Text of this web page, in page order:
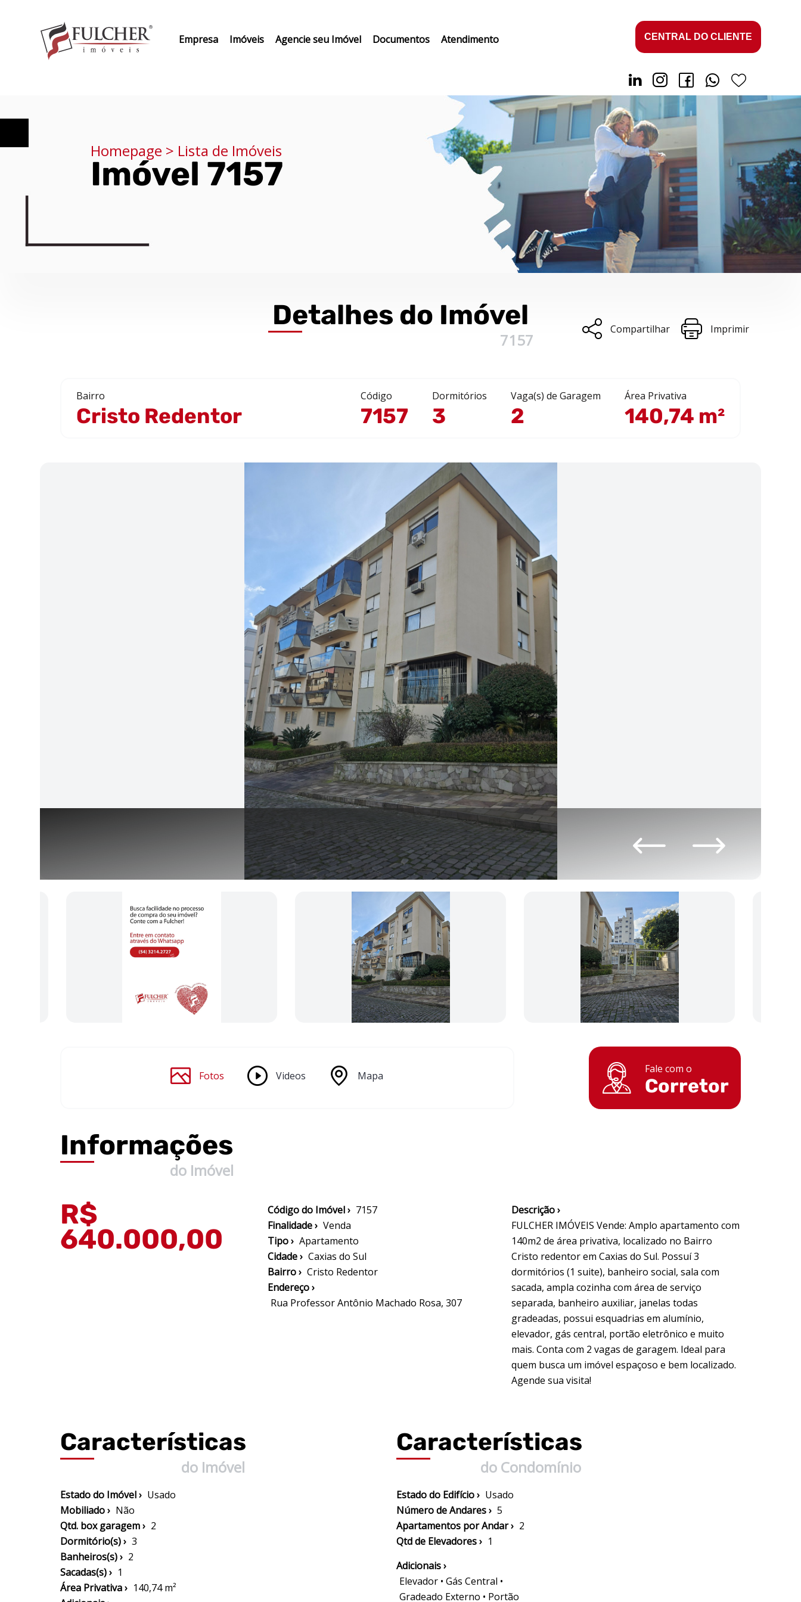
Empresa Imóveis Agencie seu Imóvel Documentos Atendimento CENTRAL DO CLIENTE
Homepage > Lista de Imóveis
Imóvel 7157
Detalhes do Imóvel
7157
Compartilhar Imprimir
Bairro
Cristo Redentor
Código
7157
Dormitórios
3
Vaga(s) de Garagem
2
Área Privativa
140,74 m²
Fotos Videos Mapa
Fale com o
Corretor
Informações
do Imóvel
R$
640.000,00
Código do Imóvel › 7157
Finalidade › Venda
Tipo › Apartamento
Cidade › Caxias do Sul
Bairro › Cristo Redentor
Endereço ›
Rua Professor Antônio Machado Rosa, 307
Descrição ›
FULCHER IMÓVEIS Vende: Amplo apartamento com
140m2 de área privativa, localizado no Bairro
Cristo redentor em Caxias do Sul. Possuí 3
dormitórios (1 suite), banheiro social, sala com
sacada, ampla cozinha com área de serviço
separada, banheiro auxiliar, janelas todas
gradeadas, possui esquadrias em alumínio,
elevador, gás central, portão eletrônico e muito
mais. Conta com 2 vagas de garagem. Ideal para
quem busca um imóvel espaçoso e bem localizado.
Agende sua visita!
Características
do Imóvel
Estado do Imóvel › Usado
Mobiliado › Não
Qtd. box garagem › 2
Dormitório(s) › 3
Banheiros(s) › 2
Sacadas(s) › 1
Área Privativa › 140,74 m²
Características
do Condomínio
Estado do Edifício › Usado
Número de Andares › 5
Apartamentos por Andar › 2
Qtd de Elevadores › 1
Adicionais ›
Elevador • Gás Central •
Gradeado Externo • Portão